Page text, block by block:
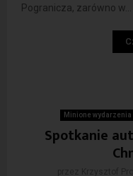
Pogranicza, zarówno w...
Minione wydarzenia
Spotkanie